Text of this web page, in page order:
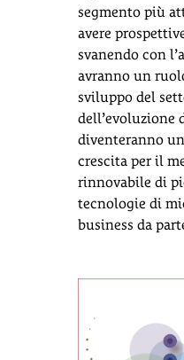
segmento più
avere
svanendo con
avranno un
sviluppo del
dell’evoluzione
diventeranno
crescita per il
rinnovabile di
tecnologie di
business da